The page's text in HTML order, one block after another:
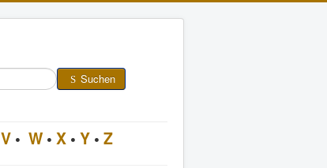
Suchen
V • W • X • Y • Z